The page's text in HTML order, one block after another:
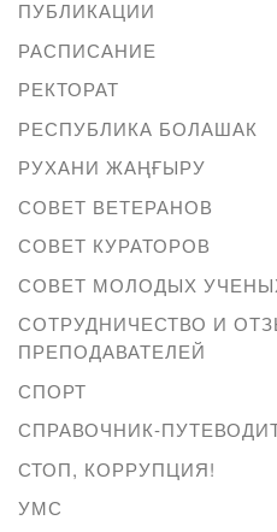
ПУБЛИКАЦИИ
РАСПИСАНИЕ
РЕКТОРАТ
РЕСПУБЛИКА БОЛАШАК
РУХАНИ ЖАҢҒЫРУ
СОВЕТ ВЕТЕРАНОВ
СОВЕТ КУРАТОРОВ
СОВЕТ МОЛОДЫХ
СОТРУДНИЧЕСТВО И
ПРЕПОДАВАТЕЛЕЙ
СПОРТ
СПРАВОЧНИК-
СТОП, КОРРУПЦИЯ!
УМС